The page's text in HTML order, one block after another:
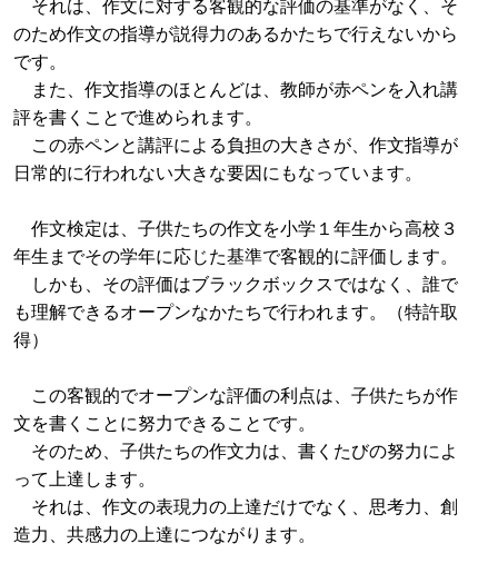
のため作文の指導が説得力のあるかたちで行えないから
です。
また、作文指導のほとんどは、教師が赤ペンを入れ講
評を書くことで進められます。
この赤ペンと講評による負担の大きさが、作文指導が
日常的に行われない大きな要因にもなっています。
作文検定は、子供たちの作文を小学１年生から高校３
年生までその学年に応じた基準で客観的に評価します。
しかも、その評価はブラックボックスではなく、誰で
も理解できるオープンなかたちで行われます。（特許取
得）
この客観的でオープンな評価の利点は、子供たちが作
文を書くことに努力できることです。
そのため、子供たちの作文力は、書くたびの努力によ
って上達します。
それは、作文の表現力の上達だけでなく、思考力、創
造力、共感力の上達につながります。